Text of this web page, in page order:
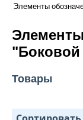
Элементы
Товары